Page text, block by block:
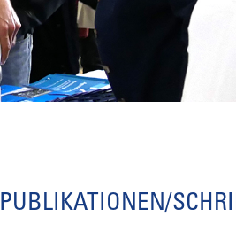
PUBLIKATIONEN/